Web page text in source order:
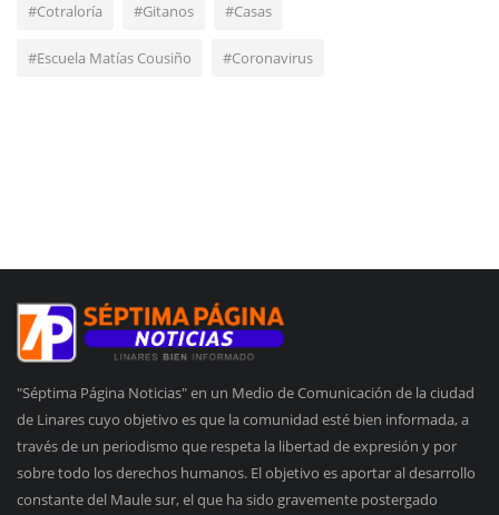
#Cotraloría #Gitanos #Casas
#Escuela Matías Cousiño #Coronavirus
"Séptima Página Noticias" en un Medio de Comunicación de la ciudad
de Linares cuyo objetivo es que la comunidad esté bien informada, a
través de un periodismo que respeta la libertad de expresión y por
sobre todo los derechos humanos. El objetivo es aportar al desarrollo
constante del Maule sur, el que ha sido gravemente postergado